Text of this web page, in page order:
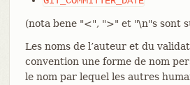
(nota bene "<", ">" et "\n"s sont
Les noms de l’auteur et du
convention une forme de nom
le nom par lequel les autres